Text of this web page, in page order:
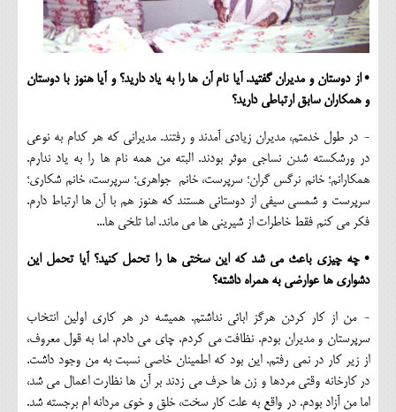
• از دوستان و مدیران گفتید. آیا نام آن ها را به یاد دارید؟ و آیا هنوز با دوستان
و همکاران سابق ارتباطی دارید؟
- در طول خدمتم، مدیران زیادی آمدند و رفتند. مدیرانی که هر کدام به نوعی
در ورشکسته شدن نساجی موثر بودند. البته من همه نام ها را به یاد ندارم.
همکارانم؛ خانم نرگس گران؛ سرپرست، خانم جواهری؛ سرپرست، خانم شکاری؛
سرپرست و شمسی سیفی از دوستانی هستند که هنوز هم با آن ها ارتباط دارم.
فکر می کنم فقط خاطرات از شیرینی ها می ماند. اما تلخی ها...
• چه چیزی باعث می شد که این سختی ها را تحمل کنید؟ آیا تحمل این
دشواری ها عوارضی به همراه داشته؟
- من از کار کردن هرگز ابائی نداشتم. همیشه در هر کاری اولین انتخاب
سرپرستان و مدیران بودم. نظافت می کردم. چای می دادم. اما به قول معروف،
از زیر کار در نمی رفتم. این بود که اطمینان خاصی نسبت به من وجود داشت.
در کارخانه وقتی مردها و زن ها حرف می زدند بر آن ها نظارت اعمال می شد،
اما من آزاد بودم. در واقع به علت کار سخت، خلق و خوی مردانه ام برجسته شد.